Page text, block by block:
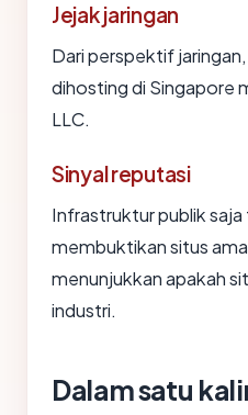
Jejak jaringan
Dari perspektif
dihosting di Singapore
LLC.
Sinyal reputasi
Infrastruktur publik saja
membuktikan situs
menunjukkan apakah
industri.
Dalam satu